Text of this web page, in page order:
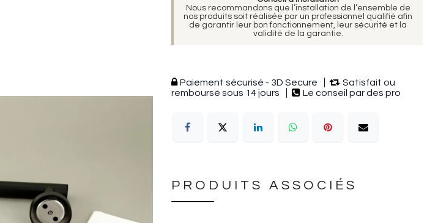
Nous recommandons que l’installation de l’ensemble de
nos produits soit réalisée par un professionnel qualifié afin
de garantir leur bon fonctionnement, leur sécurité et la
validité de la garantie.
Paiement sécurisé - 3D Secure
Satisfait ou
remboursé sous 14 jours
Le conseil par des pro
PRODUITS ASSOCIÉS